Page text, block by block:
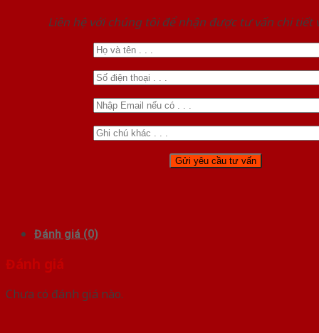
Liên hệ với chúng tôi để nhận được tư vấn chi tiết
Đánh giá (0)
Đánh giá
Chưa có đánh giá nào.